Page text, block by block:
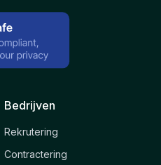
Bedrijven
Rekrutering
Contractering